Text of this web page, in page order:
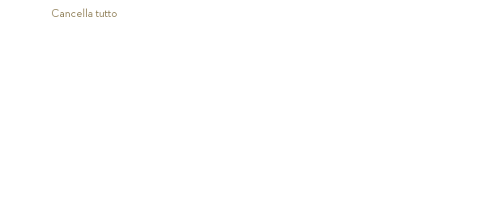
articolo
Cancella tutto